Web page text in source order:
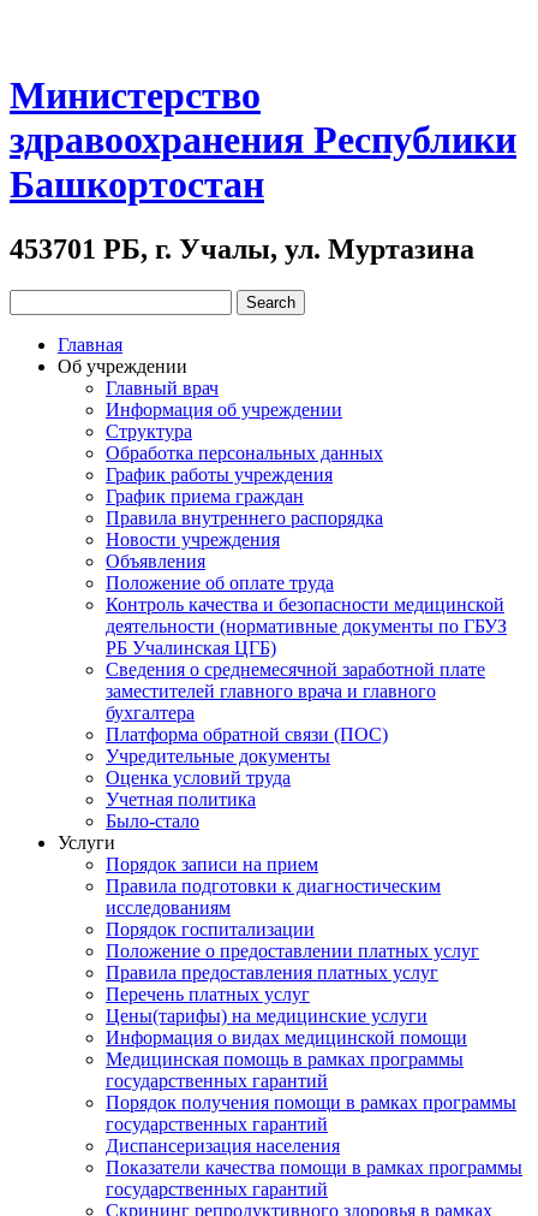
Министерство
здравоохранения Республики
Башкортостан
453701 РБ, г. Учалы, ул. Муртазина
Главная
Об учреждении
Главный врач
Информация об учреждении
Структура
Обработка персональных данных
График работы учреждения
График приема граждан
Правила внутреннего распорядка
Новости учреждения
Объявления
Положение об оплате труда
Контроль качества и безопасности медицинской
деятельности (нормативные документы по ГБУЗ
РБ Учалинская ЦГБ)
Сведения о среднемесячной заработной плате
заместителей главного врача и главного
бухгалтера
Платформа обратной связи (ПОС)
Учредительные документы
Оценка условий труда
Учетная политика
Было-стало
Услуги
Порядок записи на прием
Правила подготовки к диагностическим
исследованиям
Порядок госпитализации
Положение о предоставлении платных услуг
Правила предоставления платных услуг
Перечень платных услуг
Цены(тарифы) на медицинские услуги
Информация о видах медицинской помощи
Медицинская помощь в рамках программы
государственных гарантий
Порядок получения помощи в рамках программы
государственных гарантий
Диспансеризация населения
Показатели качества помощи в рамках программы
государственных гарантий
Скрининг репродуктивного здоровья в рамках